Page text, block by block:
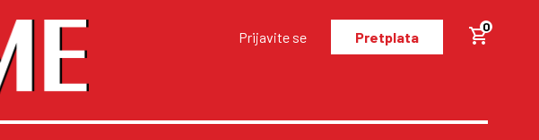
Prijavite se Pretplata
0